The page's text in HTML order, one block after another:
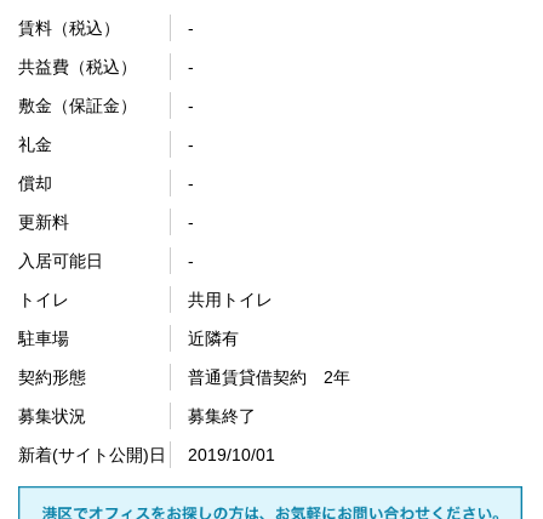
賃料（税込）
-
共益費（税込）
-
敷金（保証金）
-
礼金
-
償却
-
更新料
-
入居可能日
-
トイレ
共用トイレ
駐車場
近隣有
契約形態
普通賃貸借契約 2年
募集状況
募集終了
新着(サイト公開)日
2019/10/01